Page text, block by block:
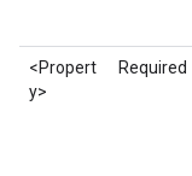
<Propert
y>
Required